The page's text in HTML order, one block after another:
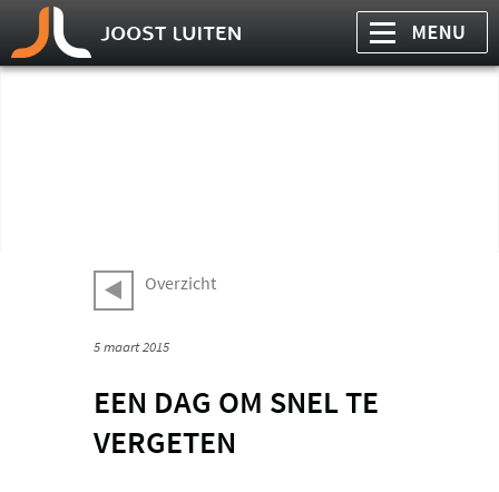
Overzicht
5 maart 2015
EEN DAG OM SNEL TE
VERGETEN